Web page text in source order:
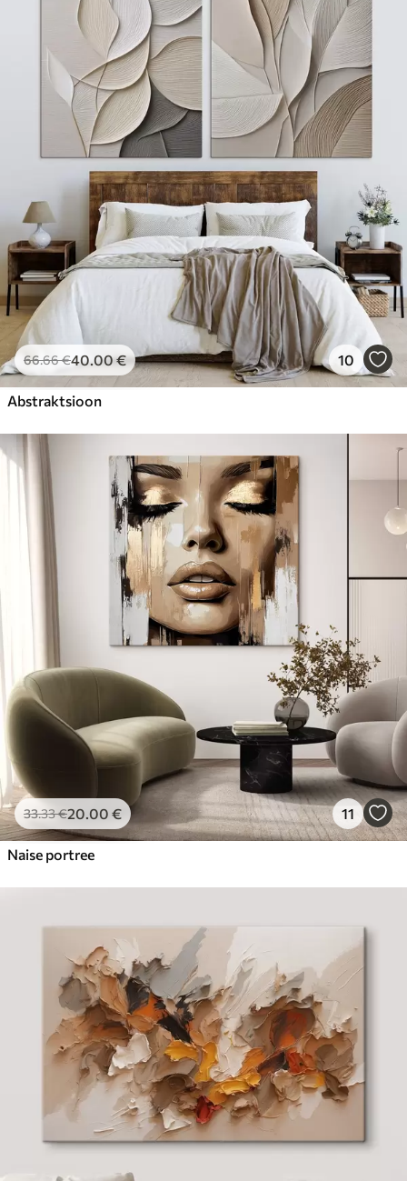
66.66€40.00€ 10
Abstraktsioon
33.33€20.00 € 11
Naise portree